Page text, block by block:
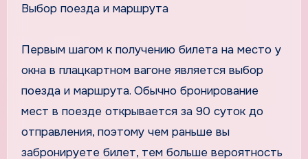
Выбор поезда и маршрута
Первым шагом к получению билета на место у
окна в плацкартном вагоне является выбор
поезда и маршрута. Обычно бронирование
мест в поезде открывается за 90 суток до
отправления, поэтому чем раньше вы
забронируете билет, тем больше вероятность